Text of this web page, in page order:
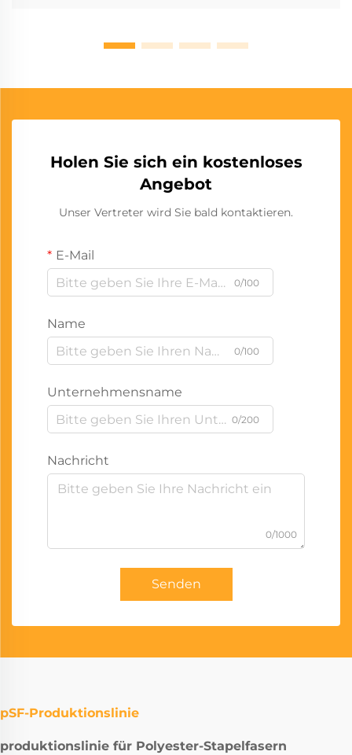
Holen Sie sich ein kostenloses
Angebot
Unser Vertreter wird Sie bald kontaktieren.
E-Mail
0/100
Name
0/100
Unternehmensname
0/200
Nachricht
0/1000
Senden
pSF-Produktionslinie
produktionslinie für Polyester-Stapelfasern